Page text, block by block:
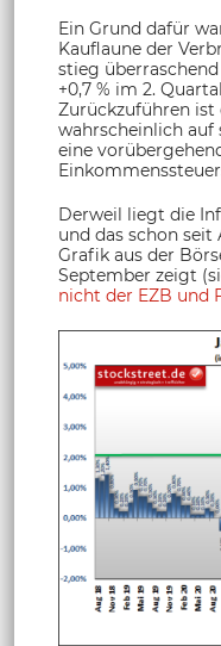
Ein Grund dafür
Kauflaune der
stieg
+0,7 % im 2.
Zurückzuführen ist
wahrscheinlich auf
eine
Derweil liegt die
und das schon seit
Grafik aus der
September zeigt
nicht der EZB und